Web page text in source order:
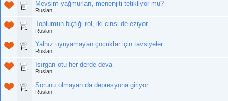
Mevsim yağmurları, menenjiti tetikliyor mu?
Ruslan
Toplumun biçtiği rol, iki cinsi de eziyor
Ruslan
Yalnız uyuyamayan çocuklar için tavsiyeler
Ruslan
Isırgan otu her derde deva
Ruslan
Sorunu olmayan da depresyona giriyor
Ruslan